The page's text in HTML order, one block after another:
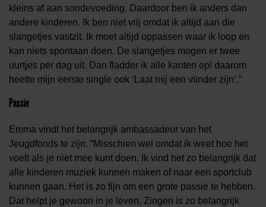
kleins af aan sondevoeding. Daardoor ben ik anders dan
andere kinderen. Ik ben niet vrij omdat ik altijd aan die
slangetjes vastzit. Ik moet altijd oppassen waar ik loop en
kan niets spontaan doen. De slangetjes mogen er twee
uurtjes per dag uit. Dan fladder ik alle kanten op! daarom
heette mijn eerste single ook ‘Laat mij een vlinder zijn’.”
Passie
Emma vindt het belangrijk ambassadeur van het
Jeugdfonds te zijn. “Misschien wel omdat ik weet hoe het
voelt als je niet mee kunt doen. Ik vind het zo belangrijk dat
alle kinderen muziek kunnen maken of naar een sportclub
kunnen gaan. Het is zo fijn om een grote passie te hebben.
Dat helpt je gewoon in je leven. Zingen is zo belangrijk